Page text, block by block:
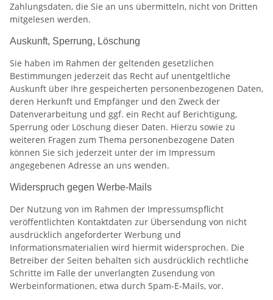
Zahlungsdaten, die Sie an uns übermitteln, nicht von Dritten
mitgelesen werden.
Auskunft, Sperrung, Löschung
Sie haben im Rahmen der geltenden gesetzlichen
Bestimmungen jederzeit das Recht auf unentgeltliche
Auskunft über Ihre gespeicherten personenbezogenen Daten,
deren Herkunft und Empfänger und den Zweck der
Datenverarbeitung und ggf. ein Recht auf Berichtigung,
Sperrung oder Löschung dieser Daten. Hierzu sowie zu
weiteren Fragen zum Thema personenbezogene Daten
können Sie sich jederzeit unter der im Impressum
angegebenen Adresse an uns wenden.
Widerspruch gegen Werbe-Mails
Der Nutzung von im Rahmen der Impressumspflicht
veröffentlichten Kontaktdaten zur Übersendung von nicht
ausdrücklich angeforderter Werbung und
Informationsmaterialien wird hiermit widersprochen. Die
Betreiber der Seiten behalten sich ausdrücklich rechtliche
Schritte im Falle der unverlangten Zusendung von
Werbeinformationen, etwa durch Spam-E-Mails, vor.